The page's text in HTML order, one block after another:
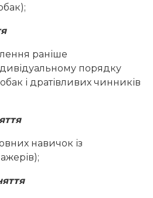
раніше
порядку
і дратівливих чинників
навичок із